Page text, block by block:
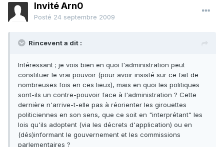
Invité Arn0
Posté 24 septembre 2009
Rincevent a dit :
Intéressant ; je vois bien en quoi l'administration peut
constituer le vrai pouvoir (pour avoir insisté sur ce fait de
nombreuses fois en ces lieux), mais en quoi les politiques
sont-ils un contre-pouvoir face à l'administration ? Cette
dernière n'arrive-t-elle pas à réorienter les girouettes
politiciennes en son sens, que ce soit en "interprétant" les
lois qu'ils adoptent (via les décrets d'application) ou en
(dés)informant le gouvernement et les commissions
parlementaires ?